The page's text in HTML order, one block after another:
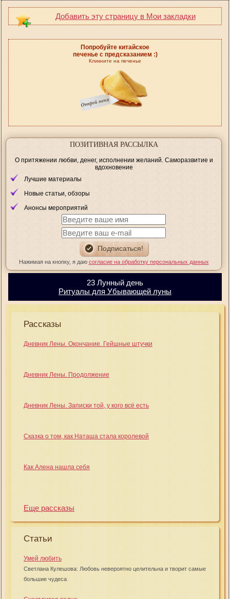
Добавить эту страницу в Мои закладки
Попробуйте китайское
печенье с предсказанием :)
Кликните на печенье
ПОЗИТИВНАЯ РАССЫЛКА
О притяжении любви, денег, исполнении желаний. Саморазвитие и
вдохновение
Лучшие материалы
Новые статьи, обзоры
Анонсы мероприятий
Нажимая на кнопку, я даю согласие на обработку персональных данных
23 Лунный день
Ритуалы для Убывающей луны
Рассказы
Дневник Лены. Окончание. Гейшные штучки
Дневник Лены. Продолжение
Дневник Лены. Записки той, у кого всё есть
Сказка о том, как Наташа стала королевой
Как Алена нашла себя
Еще рассказы
Статьи
Умей любить
Светлана Кулешова: Любовь невероятно целительна и творит самые
большие чудеса